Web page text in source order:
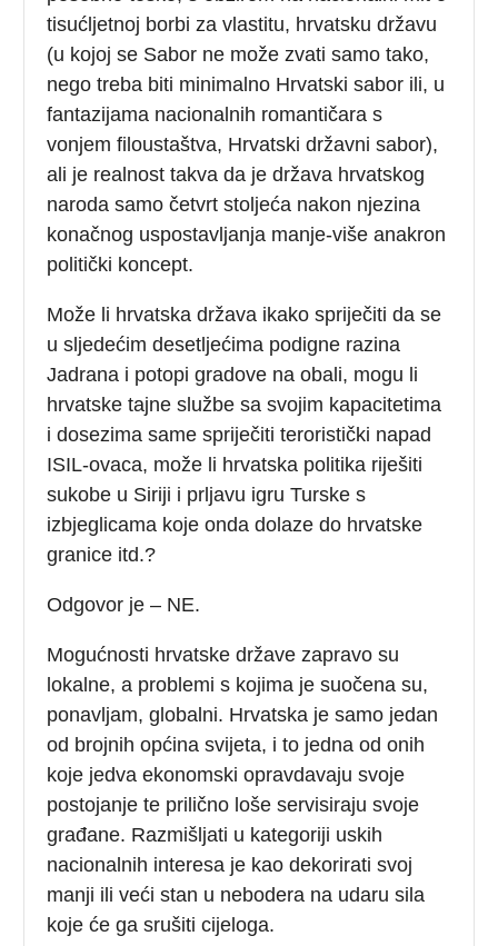
tisućljetnoj borbi za vlastitu, hrvatsku državu
(u kojoj se Sabor ne može zvati samo tako,
nego treba biti minimalno Hrvatski sabor ili, u
fantazijama nacionalnih romantičara s
vonjem filoustaštva, Hrvatski državni sabor),
ali je realnost takva da je država hrvatskog
naroda samo četvrt stoljeća nakon njezina
konačnog uspostavljanja manje-više anakron
politički koncept.
Može li hrvatska država ikako spriječiti da se
u sljedećim desetljećima podigne razina
Jadrana i potopi gradove na obali, mogu li
hrvatske tajne službe sa svojim kapacitetima
i dosezima same spriječiti teroristički napad
ISIL-ovaca, može li hrvatska politika riješiti
sukobe u Siriji i prljavu igru Turske s
izbjeglicama koje onda dolaze do hrvatske
granice itd.?
Odgovor je – NE.
Mogućnosti hrvatske države zapravo su
lokalne, a problemi s kojima je suočena su,
ponavljam, globalni. Hrvatska je samo jedan
od brojnih općina svijeta, i to jedna od onih
koje jedva ekonomski opravdavaju svoje
postojanje te prilično loše servisiraju svoje
građane. Razmišljati u kategoriji uskih
nacionalnih interesa je kao dekorirati svoj
manji ili veći stan u nebodera na udaru sila
koje će ga srušiti cijeloga.